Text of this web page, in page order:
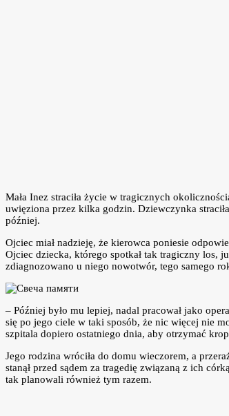
Mała Inez straciła życie w tragicznych
uwięziona przez kilka godzin. Dziewczynka
później.
Ojciec miał nadzieję, że kierowca poniesie
Ojciec dziecka, którego spotkał tak tragiczny los,
zdiagnozowano u niego nowotwór, tego samego
– Później było mu lepiej, nadal pracował jako
się po jego ciele w taki sposób, że nic więcej nie
szpitala dopiero ostatniego dnia, aby otrzymać
Jego rodzina wróciła do domu wieczorem, a
stanął przed sądem za tragedię związaną z ich
tak planowali również tym razem.